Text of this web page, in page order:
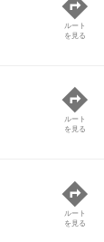
ルート
を見る
ルート
を見る
ルート
を見る